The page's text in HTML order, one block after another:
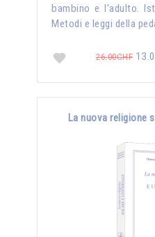
bambino e l'adulto.
Metodi e leggi della
26.00CHF
La nuova religione